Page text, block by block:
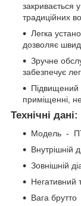
закривається
традиційних
Легка
дозволяє
Зручне
забезпечує
Підвищений
приміщенні,
Технічні дані:
Модель -
Внутрішній
Зовнішній
Негативний
Вага